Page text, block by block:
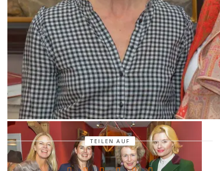
TEILEN AUF